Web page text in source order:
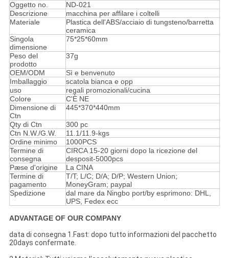
Oggetto no.
ND-021
Descrizione
macchina per affilare i coltelli
Materiale
Plastica dell'ABS/acciaio di tungsteno/barretta
ceramica
Singola
dimensione
75*25*60mm
Peso del
prodotto
37g
OEM/ODM
Sì e benvenuto
Imballaggio
scatola bianca e opp
uso
regali promozionali/cucina
Colore
C'È NE
Dimensione di
Ctn
445*370*440mm
Qty di Ctn
300 pc
Ctn N.W./G.W.
11.1/11.9-kgs
Ordine minimo
1000PCS
Termine di
consegna
CIRCA 15-20 giorni dopo la ricezione del
desposit-5000pcs
Pæse d'origine
La CINA
Termine di
pagamento
T/T; L/C; D/A; D/P; Western Union;
MoneyGram; paypal
Spedizione
dal mare da Ningbo port/by esprimono: DHL,
UPS, Fedex ecc
ADVANTAGE OF OUR COMPANY
data di consegna 1.Fast: dopo tutto informazioni del pacchetto
20days confermate.